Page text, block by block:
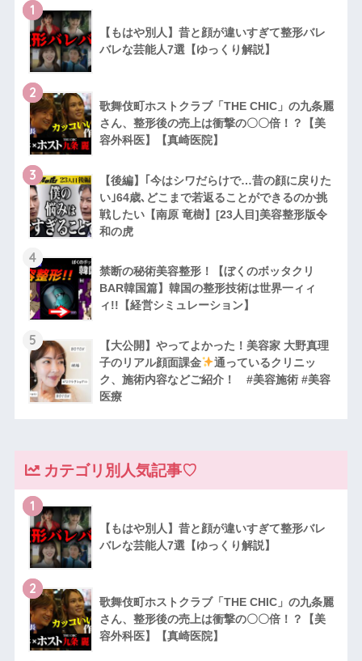
1
【もはや別人】昔と顔が違いすぎて整形バレ
バレな芸能人7選【ゆっくり解説】
2
歌舞伎町ホストクラブ「THE CHIC」の九条麗
さん、整形後の売上は衝撃の〇〇倍！？【美
容外科医】【真崎医院】
3
【後編】｢今はシワだらけで…昔の顔に戻りた
い｣64歳､どこまで若返ることができるのか挑
戦したい【南原 竜樹】[23人目]美容整形版令
和の虎
4
禁断の秘術美容整形！【ぼくのボッタクリ
BAR韓国篇】韓国の整形技術は世界一ィィ
ィ!!【経営シミュレーション】
5
【大公開】やってよかった！美容家 大野真理
子のリアル顔面課金
通っているクリニッ
ク、施術内容などご紹介！ #美容施術 #美容
医療
カテゴリ別人気記事♡
1
【もはや別人】昔と顔が違いすぎて整形バレ
バレな芸能人7選【ゆっくり解説】
2
歌舞伎町ホストクラブ「THE CHIC」の九条麗
さん、整形後の売上は衝撃の〇〇倍！？【美
容外科医】【真崎医院】